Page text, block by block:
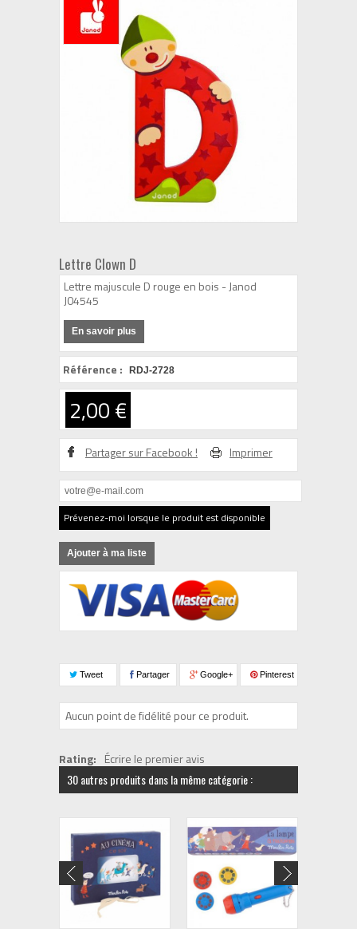
Lettre Clown D
Lettre majuscule D rouge en bois - Janod
J04545
En savoir plus
Référence : RDJ-2728
2,00 €
Partager sur Facebook ! Imprimer
Prévenez-moi lorsque le produit est disponible
Ajouter à ma liste
Tweet Partager Google+ Pinterest
Aucun point de fidélité pour ce produit.
Rating: Écrire le premier avis
30 autres produits dans la même catégorie :